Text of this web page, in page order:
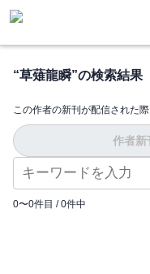
“草薙龍瞬”の検索結果
この作者の新刊が配信された
作者新
0〜0件目 / 0件中